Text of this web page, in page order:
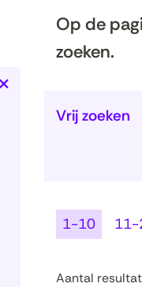
Op de
zoeken.
Zoeken
Vrij zoeken
1-10 11-
Aantal